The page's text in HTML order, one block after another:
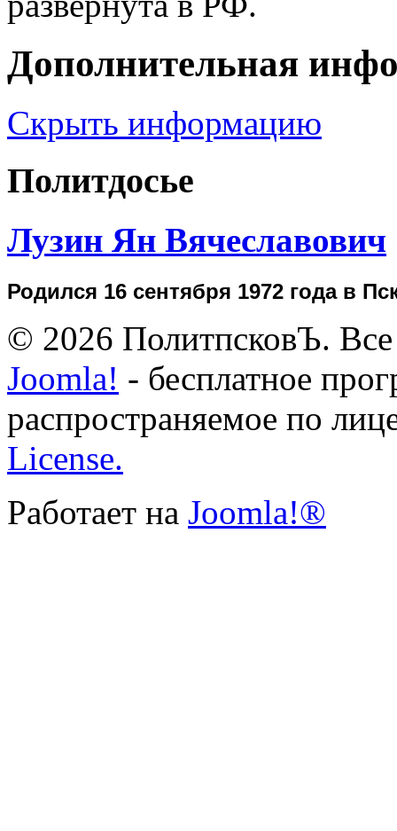
Дополнительная
Скрыть информацию
Политдосье
Лузин Ян Вячеславович
Родился 16 сентября 1972 года в
© 2026 ПолитпсковЪ.
Joomla! - бесплатное
распространяемое по
License.
Работает на Joomla!®